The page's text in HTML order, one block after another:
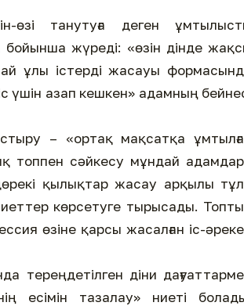
өзі танутуға деген
бойынша жүреді: «өзін дінде
ұлы істерді жасауы
үшін азап кешкен» адамның
– «ортақ мақсатқа
топпен сәйкесу мұндай
қылықтар жасау арқылы
көрсетуге тырысады.
өзіне қарсы жасалған іс-
тереңдетілген діни
есімін тазалау» ниеті